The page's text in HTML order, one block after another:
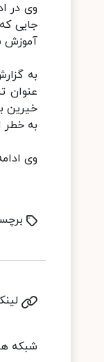
وی در
جایی
آموزش
به
عنوان
خیرین
به خطر
وی
شبکه